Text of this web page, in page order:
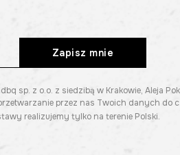
Zapisz mnie
sp. z o.o. z siedzibą w Krakowie, Aleja
przez nas Twoich danych do
realizujemy tylko na terenie Polski.